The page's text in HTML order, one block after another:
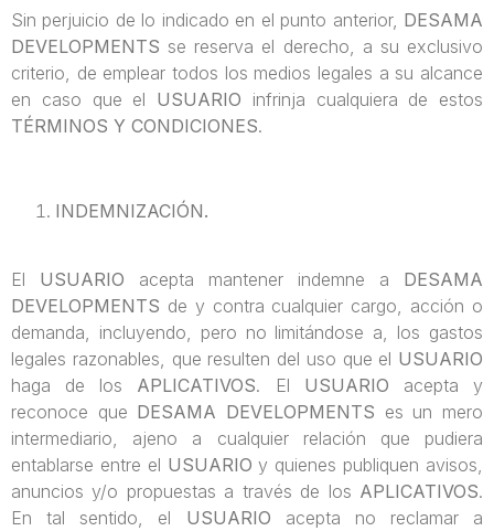
Sin perjuicio de lo indicado en el punto anterior, DESAMA
DEVELOPMENTS se reserva el derecho, a su exclusivo
criterio, de emplear todos los medios legales a su alcance
en caso que el USUARIO infrinja cualquiera de estos
TÉRMINOS Y CONDICIONES.
INDEMNIZACIÓN.
El USUARIO acepta mantener indemne a DESAMA
DEVELOPMENTS de y contra cualquier cargo, acción o
demanda, incluyendo, pero no limitándose a, los gastos
legales razonables, que resulten del uso que el USUARIO
haga de los APLICATIVOS. El USUARIO acepta y
reconoce que DESAMA DEVELOPMENTS es un mero
intermediario, ajeno a cualquier relación que pudiera
entablarse entre el USUARIOy quienes publiquen avisos,
anuncios y/o propuestas a través de los APLICATIVOS.
En tal sentido, el USUARIO acepta no reclamar a